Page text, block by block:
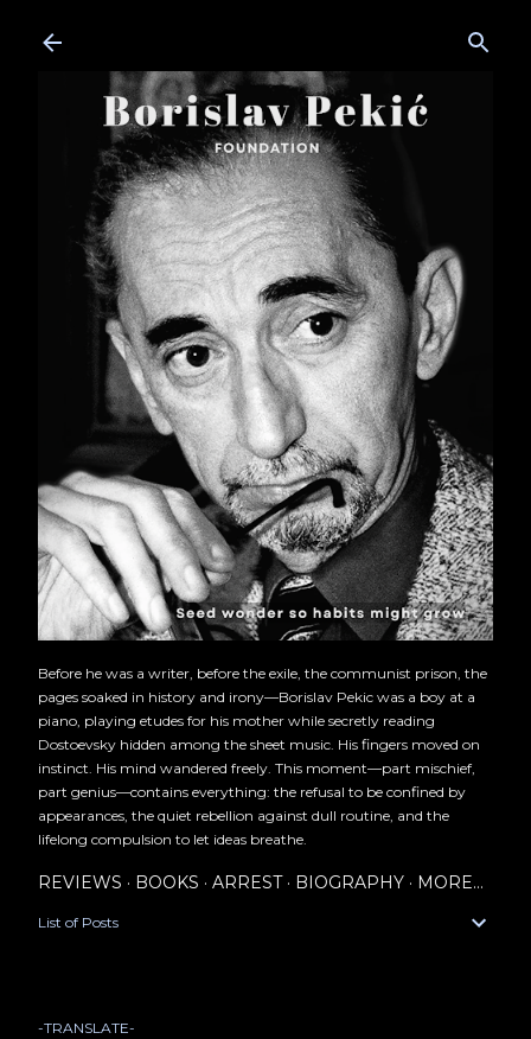
Before he was a writer, before the exile, the communist prison, the
pages soaked in history and irony—Borislav Pekic was a boy at a
piano, playing etudes for his mother while secretly reading
Dostoevsky hidden among the sheet music. His fingers moved on
instinct. His mind wandered freely. This moment—part mischief,
part genius—contains everything: the refusal to be confined by
appearances, the quiet rebellion against dull routine, and the
lifelong compulsion to let ideas breathe.
REVIEWS BOOKS ARREST BIOGRAPHY MORE…
List of Posts
-TRANSLATE-